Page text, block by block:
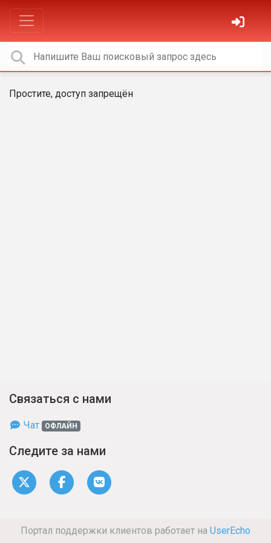
Простите, доступ запрещён
Связаться с нами
Чат ОФЛАЙН
Следите за нами
Портал поддержки клиентов работает на UserEcho